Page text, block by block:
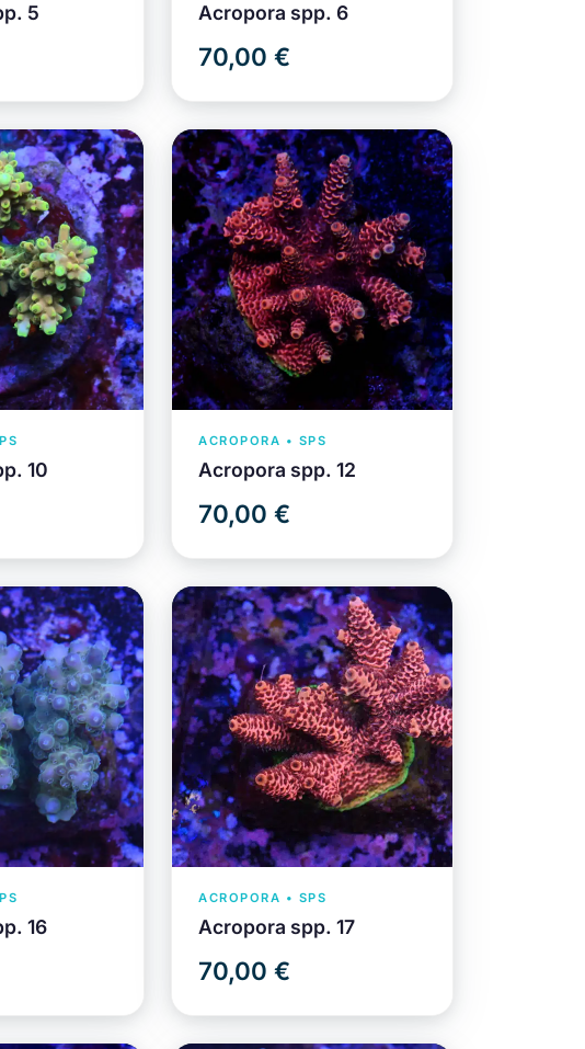
5 Acropora spp. 6
70,00 €
10
ACROPORA • SPS
Acropora spp. 12
70,00 €
16
ACROPORA • SPS
Acropora spp. 17
70,00 €